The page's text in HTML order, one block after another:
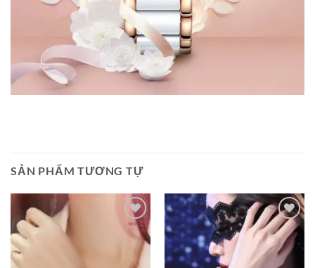
SẢN PHẨM TƯƠNG TỰ
Add to
wishlist
Add to
wishlist